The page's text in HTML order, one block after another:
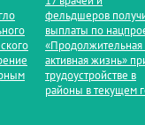
фельдшеров
выплаты по
«Продолжительная
активная жизнь»
трудоустройстве в
районы в текущем